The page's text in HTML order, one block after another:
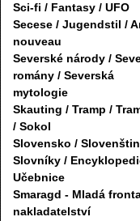
Sci-fi / Fantasy / UFO
Secese / Jugendstil /
nouveau
Severské národy /
romány / Severská
mytologie
Skauting / Tramp /
/ Sokol
Slovensko /
Slovníky /
Učebnice
Smaragd - Mladá
nakladatelství